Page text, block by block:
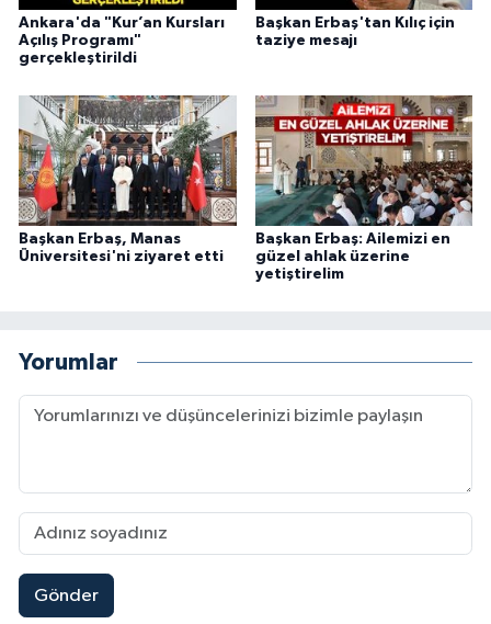
Ankara'da "Kur’an Kursları
Açılış Programı"
gerçekleştirildi
Başkan Erbaş'tan Kılıç için
taziye mesajı
Başkan Erbaş, Manas
Üniversitesi'ni ziyaret etti
Başkan Erbaş: Ailemizi en
güzel ahlak üzerine
yetiştirelim
Yorumlar
Gönder
Konya Müftülüğü
Kütahya Müftülüğü
Malatya Müftülüğü
Manisa Müftülüğü
Mardin Müftülüğü
Nevşehir Müftülüğü
Niğde Müftülüğü
Ordu Müftülüğü